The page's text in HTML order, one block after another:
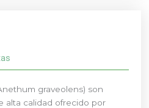
graveolens) son
alta calidad ofrecido por